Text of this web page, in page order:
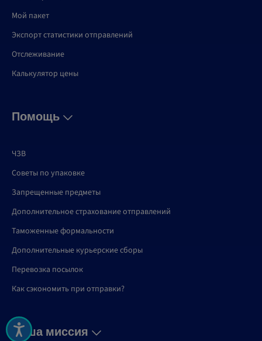
Мой пакет
Экспорт статистики отправлений
Отслеживание
Калькулятор цены
Помощь
ЧЗВ
Советы по упаковке
Запрещенные предметы
Дополнительное страхование отправлений
Таможенные формальности
Дополнительные курьерские сборы
Перевозка посылок
Как сэкономить при отправки?
Наша миссия